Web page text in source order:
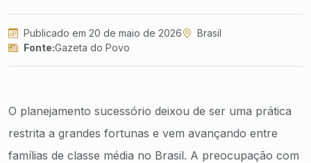
Publicado em 20 de maio de 2026
Brasil
Fonte:Gazeta do Povo
O planejamento sucessório deixou de ser uma prática
restrita a grandes fortunas e vem avançando entre
famílias de classe média no Brasil. A preocupação com